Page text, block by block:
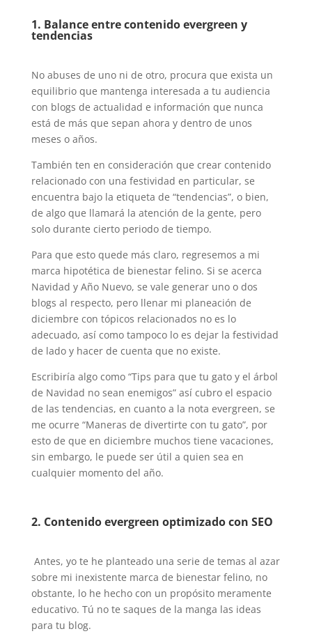
1. Balance entre contenido evergreen y
tendencias
No abuses de uno ni de otro, procura que exista un
equilibrio que mantenga interesada a tu audiencia
con blogs de actualidad e información que nunca
está de más que sepan ahora y dentro de unos
meses o años.
También ten en consideración que crear contenido
relacionado con una festividad en particular, se
encuentra bajo la etiqueta de “tendencias”, o bien,
de algo que llamará la atención de la gente, pero
solo durante cierto periodo de tiempo.
Para que esto quede más claro, regresemos a mi
marca hipotética de bienestar felino. Si se acerca
Navidad y Año Nuevo, se vale generar uno o dos
blogs al respecto, pero llenar mi planeación de
diciembre con tópicos relacionados no es lo
adecuado, así como tampoco lo es dejar la festividad
de lado y hacer de cuenta que no existe.
Escribiría algo como “Tips para que tu gato y el árbol
de Navidad no sean enemigos” así cubro el espacio
de las tendencias, en cuanto a la nota evergreen, se
me ocurre “Maneras de divertirte con tu gato”, por
esto de que en diciembre muchos tiene vacaciones,
sin embargo, le puede ser útil a quien sea en
cualquier momento del año.
2. Contenido evergreen optimizado con SEO
Antes, yo te he planteado una serie de temas al azar
sobre mi inexistente marca de bienestar felino, no
obstante, lo he hecho con un propósito meramente
educativo. Tú no te saques de la manga las ideas
para tu blog.